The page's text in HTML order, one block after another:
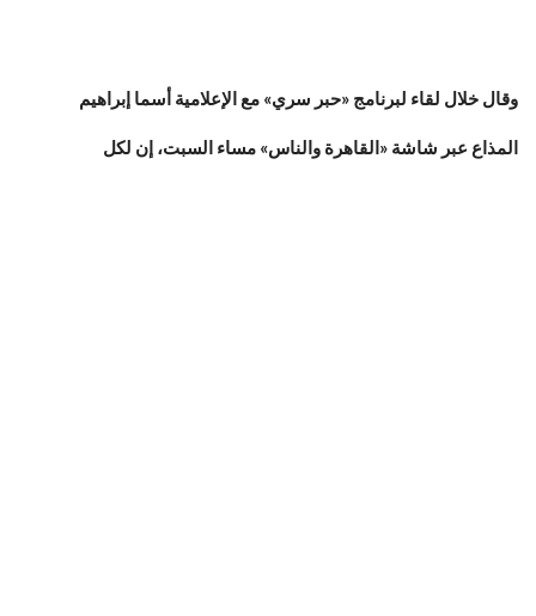
وقال خلال لقاء لبرنامج «حبر سري» مع الإعلامية أسما إبراهيم
المذاع عبر شاشة «القاهرة والناس» مساء ‏السبت، إن لكل